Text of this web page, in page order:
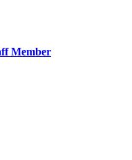
Member